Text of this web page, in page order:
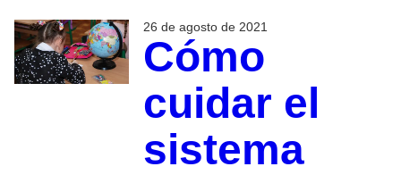
26 de agosto de 2021
Cómo
cuidar el
sistema